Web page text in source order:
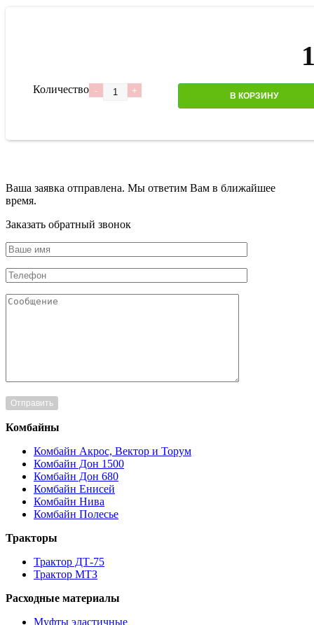
Количество
В КОРЗИНУ
Ваша заявка отправлена. Мы ответим Вам в ближайшее
время.
Заказать обратный звонок
Комбайны
Комбайн Акрос, Вектор и Торум
Комбайн Дон 1500
Комбайн Дон 680
Комбайн Енисей
Комбайн Нива
Комбайн Полесье
Тракторы
Трактор ДТ-75
Трактор МТЗ
Расходные материалы
Муфты эластичные